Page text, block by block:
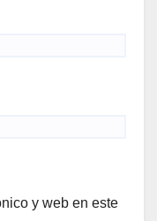
y web en este